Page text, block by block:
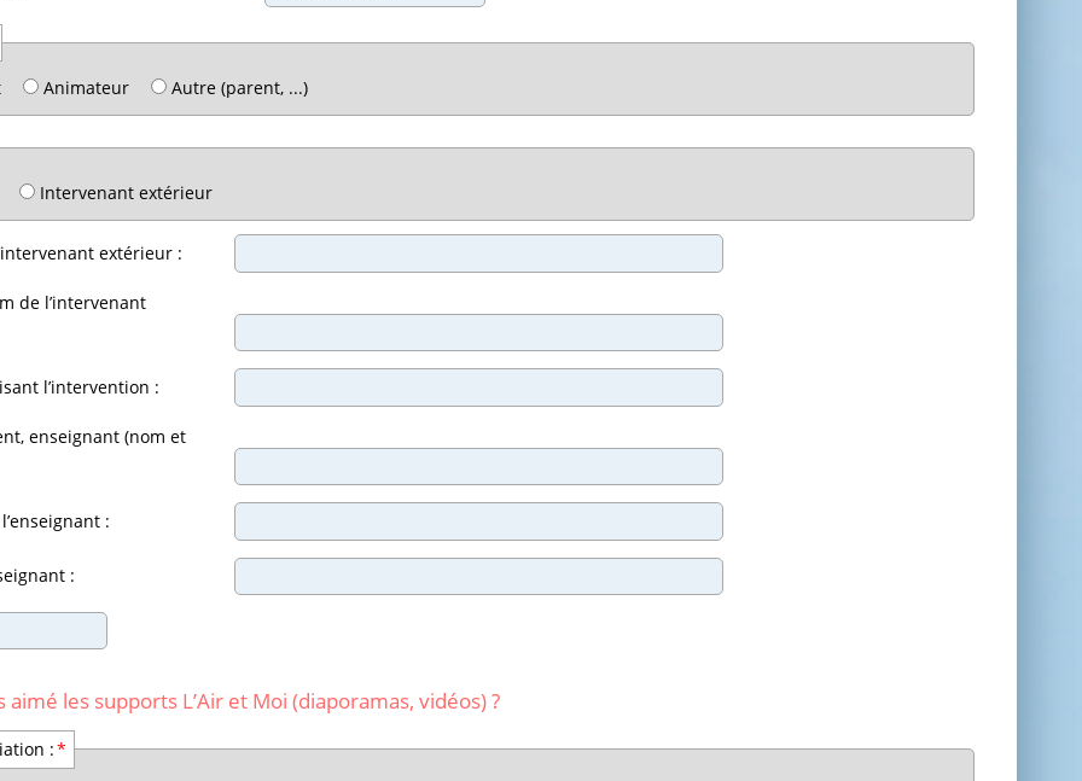
Animateur Autre (parent, ...)
Intervenant extérieur
extérieur :
de l’intervenant
l’intervention :
enseignant (nom et
:
:
aimé les supports L’Air et Moi (diaporamas, vidéos) ?
:*